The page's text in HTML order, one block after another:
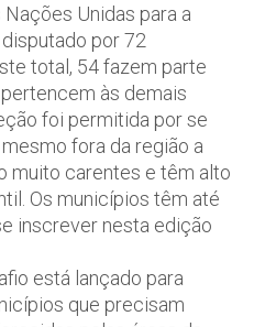
Unidas para a
por 72
total, 54 fazem parte
às demais
foi permitida por se
fora da região a
muito carentes e têm alto
Os municípios têm até
inscrever nesta edição
está lançado para
que precisam